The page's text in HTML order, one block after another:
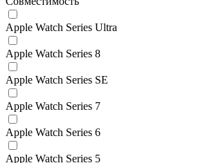
Apple Watch Series Ultra
Apple Watch Series 8
Apple Watch Series SE
Apple Watch Series 7
Apple Watch Series 6
Apple Watch Series 5